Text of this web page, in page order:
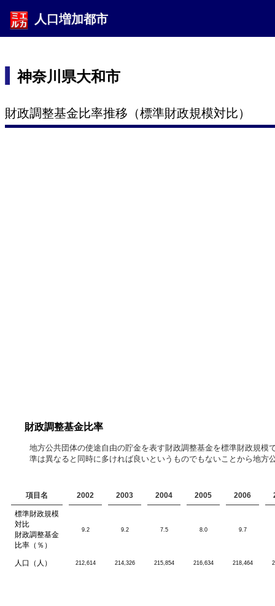
人口増加都市
神奈川県大和市
財政調整基金比率推移（標準財政規模対比）
財政調整基金比率
地方公共団体の使途自由の貯金を表す財政調整基金を標準財政規
準は異なると同時に多ければ良いというものでもないことから地
項目名 2002 2003 2004 2005 2006
標準財政規模
対比
財政調整基金
比率（％）
9.2 9.2 7.5 8.0 9.7
人口（人） 212,614 214,326 215,854 216,634 218,464